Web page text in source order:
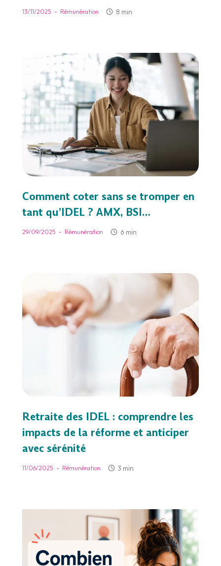
13/11/2025 - Rémunération 8 min
Comment coter sans se tromper en
tant qu’IDEL ? AMX, BSI…
29/09/2025 - Rémunération 6 min
Retraite des IDEL : comprendre les
impacts de la réforme et anticiper
avec sérénité
11/06/2025 - Rémunération 3 min